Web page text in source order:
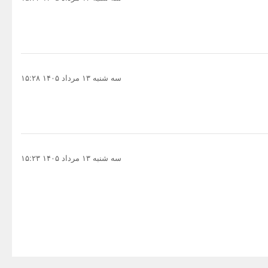
سه شنبه ۱۳ مرداد ۱۴۰۵ ۱۵:۲۸
سه شنبه ۱۳ مرداد ۱۴۰۵ ۱۵:۲۳